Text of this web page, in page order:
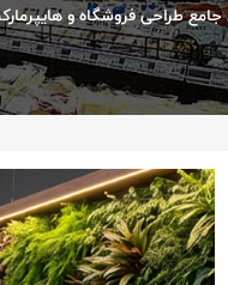
جامع طراحی فروشگاه و